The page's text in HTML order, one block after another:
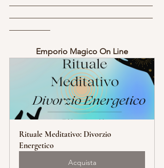
Emporio Magico On Line
Rituale Meditativo: Divorzio
Energetico
Acquista